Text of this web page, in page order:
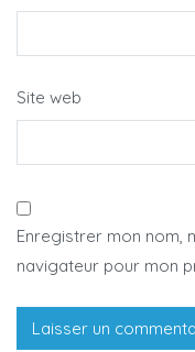
Site web
Enregistrer mon nom,
navigateur pour mon